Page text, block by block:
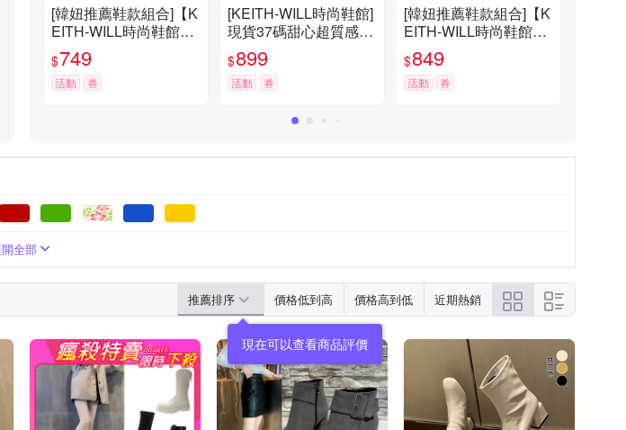
[韓國K.W.]春遊穿搭滿1件折100
滿1件折$100
[韓妞推薦鞋款組合]【K
EITH-WILL時尚鞋館】-
獨家限量下殺 歐美復古
風短筒馬甲綁帶騎士靴
(短筒/靴/軍靴/奶茶色)
$749
活動 券
[KEITH-WILL時尚鞋館]
現貨37碼甜心超質感靴
(踝靴 靴子 休閒鞋 馬丁
靴 短靴)
$899
活動 券
[韓妞推薦鞋款組合]【K
EITH-WILL時尚鞋館】-
獨家限量下殺 秋冬趨勢
獨家網紅爆款美靴/短
靴/中筒靴/機車靴/馬丁
$849
活動 券
上
25cm以上)
全部
推薦排序 價格低到高 價格高到低 近期熱銷
現在可以查看商品評價